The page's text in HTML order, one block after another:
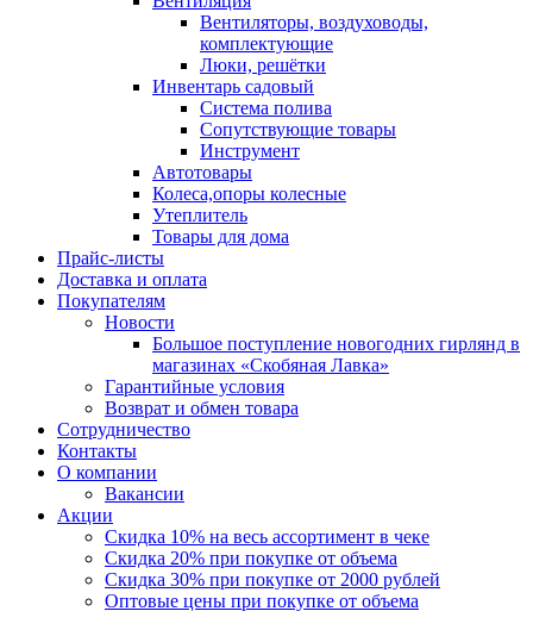
Вентиляторы, воздуховоды,
комплектующие
Люки, решётки
Инвентарь садовый
Система полива
Сопутствующие товары
Инструмент
Автотовары
Колеса,опоры колесные
Утеплитель
Товары для дома
Прайс-листы
Доставка и оплата
Покупателям
Новости
Большое поступление новогодних гирлянд в
магазинах «Скобяная Лавка»
Гарантийные условия
Возврат и обмен товара
Сотрудничество
Контакты
О компании
Вакансии
Акции
Скидка 10% на весь ассортимент в чеке
Скидка 20% при покупке от объема
Скидка 30% при покупке от 2000 рублей
Оптовые цены при покупке от объема